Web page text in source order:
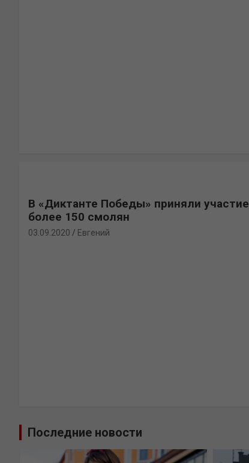
В «Диктанте Победы» приняли участие
более 150 смолян
03.09.2020 Евгений
Последние новости